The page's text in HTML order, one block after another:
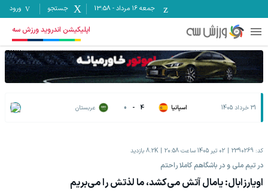
جمعه ۱۶ مرداد -
13:58 جستجو ورود
اپلیکیشن اندروید ورزش سه
31 خرداد 1405 اسپانیا 4
-
0 عربستان
کد: 2390269 02 تیر 1405 ساعت 20:58 8.2K بازدید
‏در تیم ملی و در باشگاهم کاملا راحتم
اویارزابال: یامال آتش می‌کشد، ما لذتش را می‌بریم